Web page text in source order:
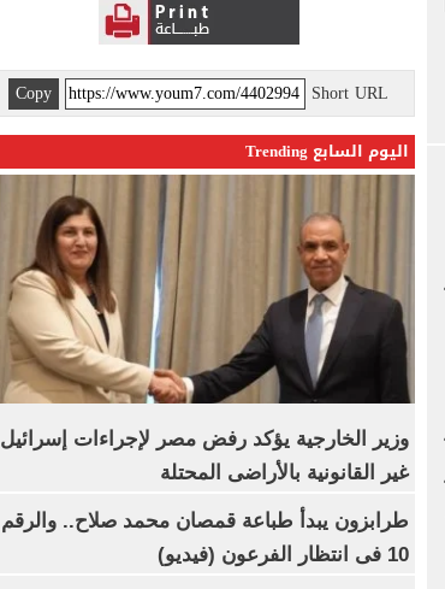
Short URL
Copy
اليوم السابع Trending
وزير الخارجية يؤكد رفض مصر لإجراءات إسرائيل
غير القانونية بالأراضى المحتلة
طرابزون يبدأ طباعة قمصان محمد صلاح.. والرقم
10 فى انتظار الفرعون (فيديو)